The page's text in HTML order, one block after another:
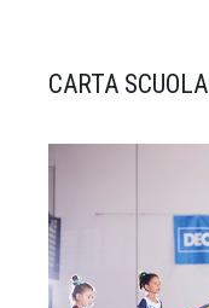
CARTA SCUOLA